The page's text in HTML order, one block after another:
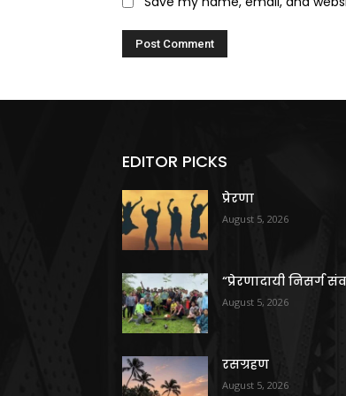
EDITOR PICKS
प्रेरणा
August 5, 2026
“प्रेरणादायी निसर्ग
August 5, 2026
रसग्रहण
August 5, 2026